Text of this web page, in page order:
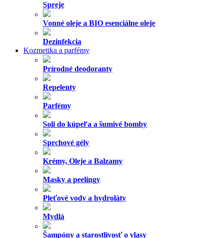
Spreje
Vonné oleje a BIO esenciálne oleje
Dezinfekcia
Kozmetika a parfémy
Prírodné deodoranty
Repelenty
Parfémy
Soli do kúpeľa a šumivé bomby
Sprchové gély
Krémy, Oleje a Balzamy
Masky a peelingy
Pleťové vody a hydroláty
Mydlá
Šampóny a starostlivosť o vlasy